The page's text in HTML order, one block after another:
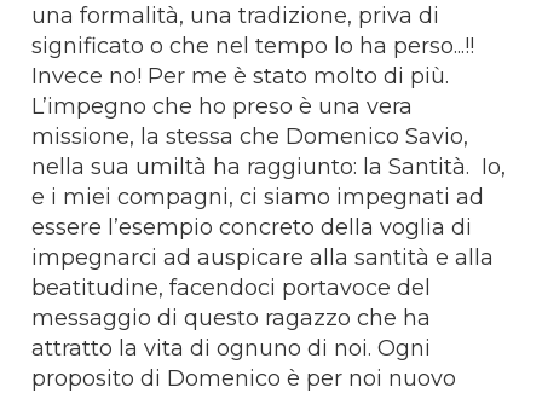
una formalità, una tradizione, priva di
significato o che nel tempo lo ha perso...!!
Invece no! Per me è stato molto di più.
L’impegno che ho preso è una vera
missione, la stessa che Domenico Savio,
nella sua umiltà ha raggiunto: la Santità. Io,
e i miei compagni, ci siamo impegnati ad
essere l’esempio concreto della voglia di
impegnarci ad auspicare alla santità e alla
beatitudine, facendoci portavoce del
messaggio di questo ragazzo che ha
attratto la vita di ognuno di noi. Ogni
proposito di Domenico è per noi nuovo